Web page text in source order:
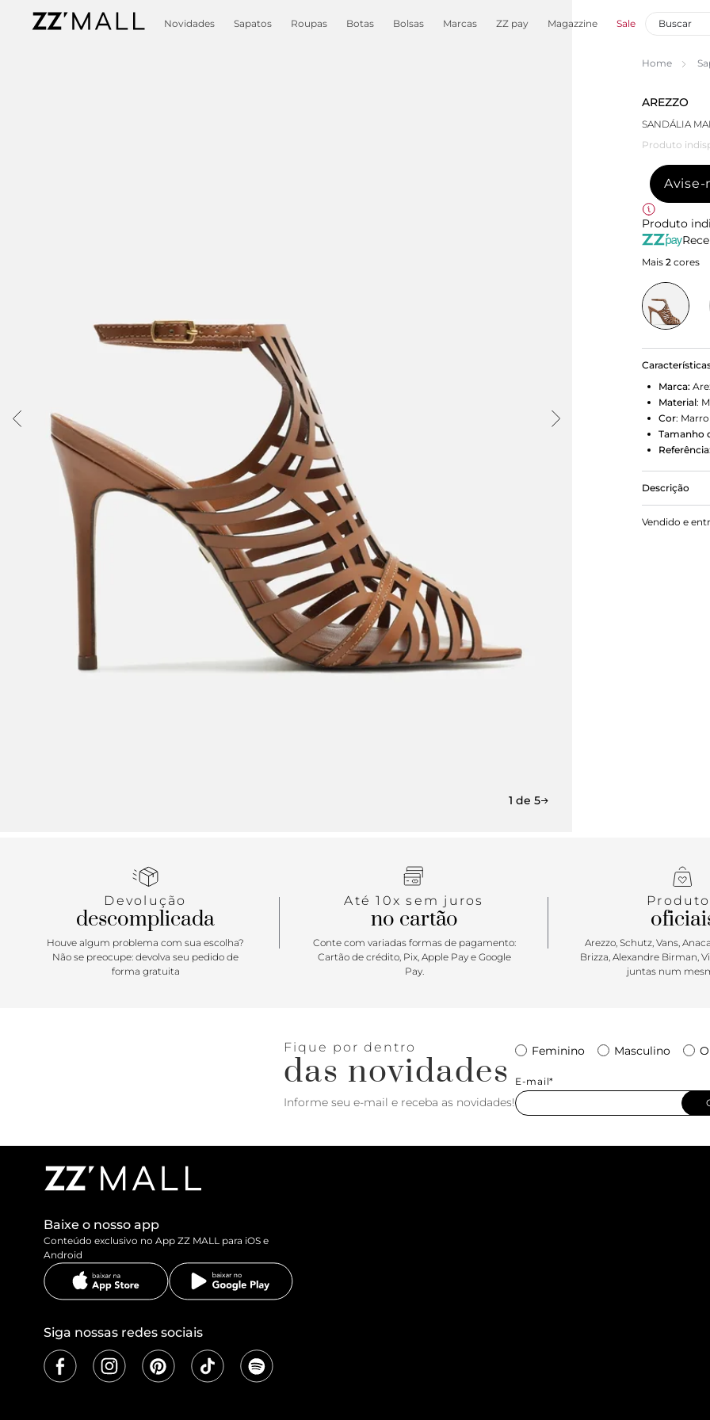
Novidades Sapatos Roupas Botas Bolsas Marcas ZZ pay Magazzine Sale
1 de 5
Home
AREZZO
SANDÁLIA
Produto
Avise-
Produto
Mais 2 cores
Marca:
Material:
Cor:
Tamanho
Referência:
Descrição
Sandália
pé e tira no
Vendido e
Devolução
descomplicada
Houve algum problema com sua escolha?
Não se preocupe: devolva seu pedido de
forma gratuita
Até 10x sem juros
no cartão
Conte com variadas formas de pagamento:
Cartão de crédito, Pix, Apple Pay e Google
Pay.
Arezzo, Schutz, Vans,
Brizza, Alexandre Birman,
juntas num
Fique por dentro
das novidades
Informe seu e-mail e receba as novidades!
Feminino Masculino
E-mail*
Baixe o nosso app
Conteúdo exclusivo no App ZZ MALL para iOS e
Android
Siga nossas redes sociais